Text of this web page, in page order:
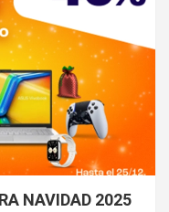
NAVIDAD 2025